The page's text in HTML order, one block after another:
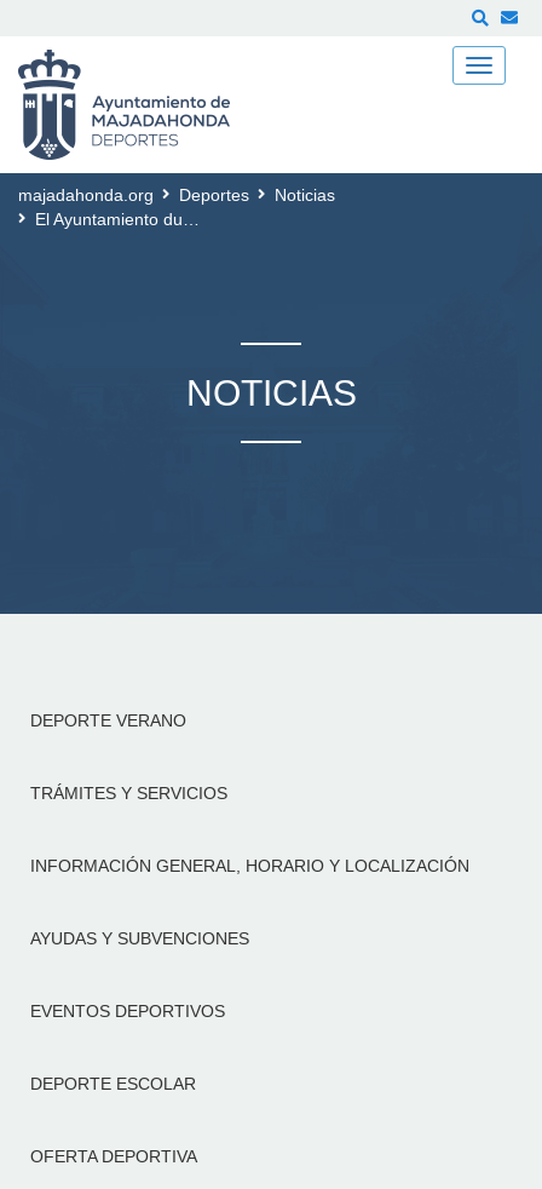
majadahonda.org Deportes
Noticias
El Ayuntamiento duplica las plazas de “Majadahonda Activa”, un programa pionero en el que los médicos prescriben deporte por salud
NOTICIAS
DEPORTE VERANO
TRÁMITES Y SERVICIOS
INFORMACIÓN GENERAL, HORARIO Y LOCALIZACIÓN
AYUDAS Y SUBVENCIONES
EVENTOS DEPORTIVOS
DEPORTE ESCOLAR
OFERTA DEPORTIVA